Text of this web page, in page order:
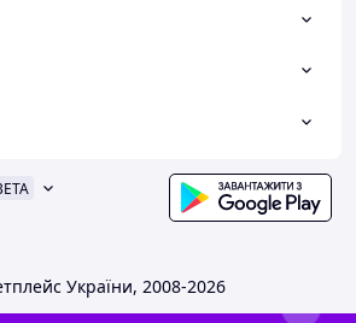
України, 2008-2026